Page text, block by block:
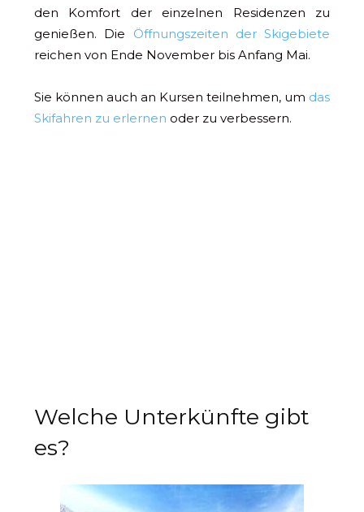
den Komfort der einzelnen Residenzen zu
genießen. Die Öffnungszeiten der Skigebiete
reichen von Ende November bis Anfang Mai.
Sie können auch an Kursen teilnehmen, um das
Skifahren zu erlernen oder zu verbessern.
Welche Unterkünfte gibt
es?